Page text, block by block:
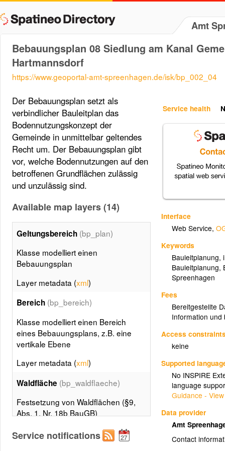
Amt
Bebauungsplan 08 Siedlung am Kanal
Hartmannsdorf
https://www.geoportal-amt-spreenhagen.de/isk/bp_002_04
Service health
Interface
Web Service,
Keywords
Bauleitplanung,
Bauleitplanung,
Spreenhagen
Fees
Bereitgestellte
Information und
Access
keine
Supported
No INSPIRE
language
Guidance -
Data provider
Amt
Contact
Der Bebauungsplan setzt als
verbindlicher Bauleitplan das
Bodennutzungskonzept der
Gemeinde in unmittelbar geltendes
Recht um. Der Bebauungsplan gibt
vor, welche Bodennutzungen auf den
betroffenen Grundflächen zulässig
und unzulässig sind.
Available map layers (14)
Geltungsbereich (bp_plan)
Klasse modelliert einen
Bebauungsplan
Layer metadata (xml)
Bereich (bp_bereich)
Klasse modelliert einen Bereich
eines Bebauungsplans, z.B. eine
vertikale Ebene
Layer metadata (xml)
Waldfläche (bp_waldflaeche)
Festsetzung von Waldflächen (§9,
Abs. 1, Nr. 18b BauGB)
Layer metadata (xml)
Service notifications